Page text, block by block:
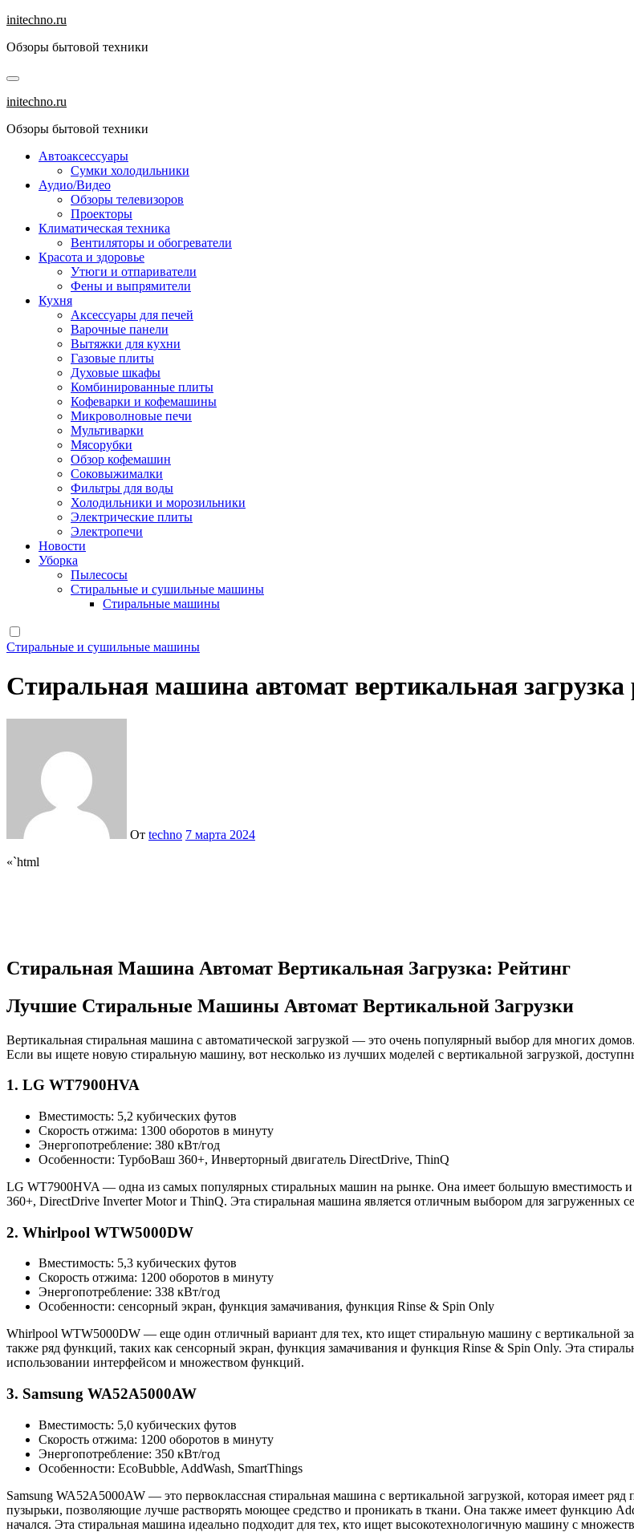
Перейти
содержанию
initechno.ru
Обзоры бытовой техники
initechno.ru
Обзоры бытовой техники
Автоаксессуары
Сумки холодильники
Аудио/Видео
Обзоры телевизоров
Проекторы
Климатическая техника
Вентиляторы и обогреватели
Красота и здоровье
Утюги и отпариватели
Фены и выпрямители
Кухня
Аксессуары для печей
Варочные панели
Вытяжки для кухни
Газовые плиты
Духовые шкафы
Комбинированные плиты
Кофеварки и кофемашины
Микроволновые печи
Мультиварки
Мясорубки
Обзор кофемашин
Соковыжималки
Фильтры для воды
Холодильники и морозильники
Электрические плиты
Электропечи
Новости
Уборка
Пылесосы
Стиральные и сушильные машины
Стиральные машины
Стиральные и сушильные машины
Стиральная машина автомат вертикальная загрузка
От techno 7 марта 2024
«`html
Стиральная Машина Автомат Вертикальная Загрузка: Рейтинг
Лучшие Стиральные Машины Автомат Вертикальной Загрузки
Вертикальная стиральная машина с автоматической загрузкой — это очень популярный выбор для многих
Если вы ищете новую стиральную машину, вот несколько из лучших моделей с вертикальной загрузкой,
1. LG WT7900HVA
Вместимость: 5,2 кубических футов
Скорость отжима: 1300 оборотов в минуту
Энергопотребление: 380 кВт/год
Особенности: ТурбоВаш 360+, Инверторный двигатель DirectDrive, ThinQ
LG WT7900HVA — одна из самых популярных стиральных машин на рынке. Она имеет большую вместимость
360+, DirectDrive Inverter Motor и ThinQ. Эта стиральная машина является отличным выбором для
2. Whirlpool WTW5000DW
Вместимость: 5,3 кубических футов
Скорость отжима: 1200 оборотов в минуту
Энергопотребление: 338 кВт/год
Особенности: сенсорный экран, функция замачивания, функция Rinse & Spin Only
Whirlpool WTW5000DW — еще один отличный вариант для тех, кто ищет стиральную машину с вертикальной
также ряд функций, таких как сенсорный экран, функция замачивания и функция Rinse & Spin Only. Эта
использовании интерфейсом и множеством функций.
3. Samsung WA52A5000AW
Вместимость: 5,0 кубических футов
Скорость отжима: 1200 оборотов в минуту
Энергопотребление: 350 кВт/год
Особенности: EcoBubble, AddWash, SmartThings
Samsung WA52A5000AW — это первоклассная стиральная машина с вертикальной загрузкой, которая имеет
пузырьки, позволяющие лучше растворять моющее средство и проникать в ткани. Она также имеет функцию
начался. Эта стиральная машина идеально подходит для тех, кто ищет высокотехнологичную машину с